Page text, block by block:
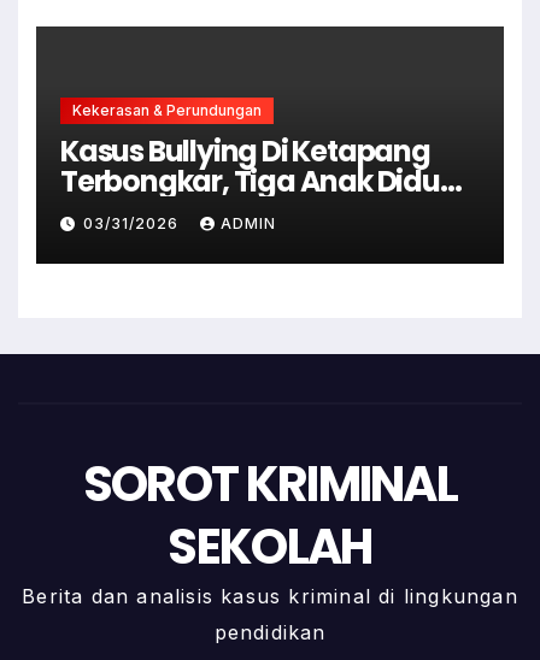
Kekerasan & Perundungan
Kasus Bullying Di Ketapang
Terbongkar, Tiga Anak Diduga
Terlibat Kini Jadi Tersangka
03/31/2026 ADMIN
SOROT KRIMINAL
SEKOLAH
Berita dan analisis kasus kriminal di lingkungan
pendidikan